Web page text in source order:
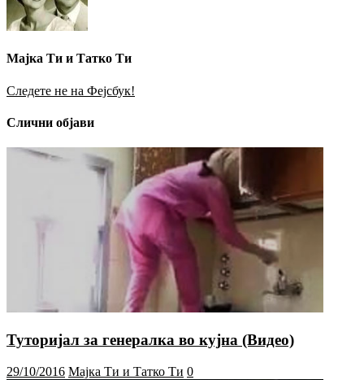
Мајка Ти и Татко Ти
Следете не на Фејсбук!
Слични објави
Туторијал за генералка во кујна (Видео)
29/10/2016 Мајка Ти и Татко Ти 0